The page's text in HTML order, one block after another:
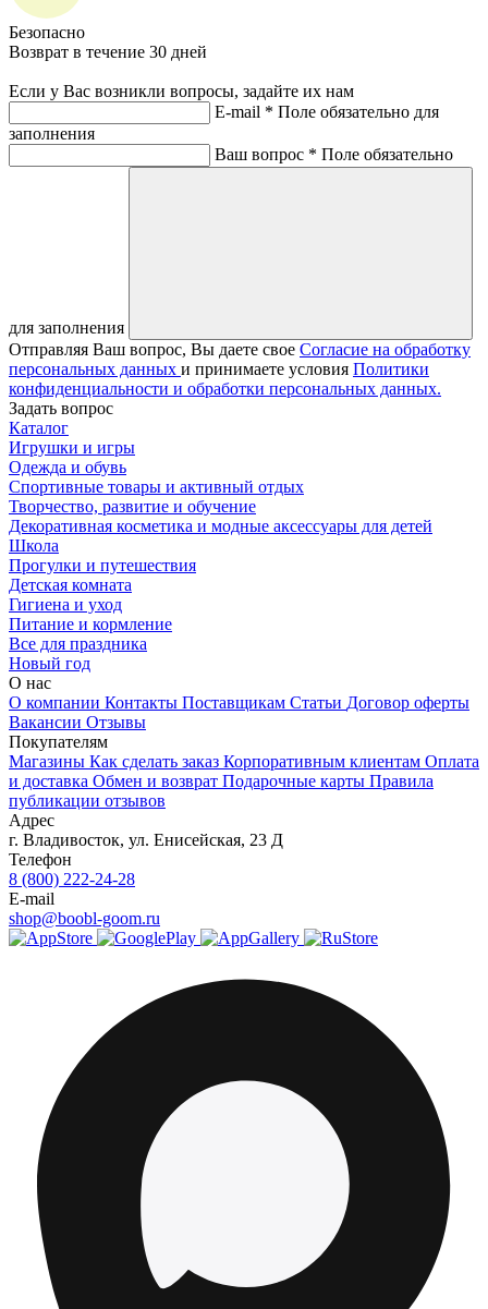
Безопасно
Возврат в течение 30 дней
Если у Вас возникли вопросы, задайте их нам
E-mail * Поле обязательно для
заполнения
Ваш вопрос * Поле обязательно
для заполнения
Отправляя Ваш вопрос, Вы даете свое Согласие на обработку
персональных данных и принимаете условия Политики
конфиденциальности и обработки персональных данных.
Задать вопрос
Каталог
Игрушки и игры
Одежда и обувь
Спортивные товары и активный отдых
Творчество, развитие и обучение
Декоративная косметика и модные аксессуары для детей
Школа
Прогулки и путешествия
Детская комната
Гигиена и уход
Питание и кормление
Все для праздника
Новый год
О нас
О компании Контакты Поставщикам Статьи Договор оферты
Вакансии Отзывы
Покупателям
Магазины Как сделать заказ Корпоративным клиентам Оплата
и доставка Обмен и возврат Подарочные карты Правила
публикации отзывов
Адрес
г. Владивосток, ул. Енисейская, 23 Д
Телефон
8 (800) 222-24-28
E-mail
shop@boobl-goom.ru